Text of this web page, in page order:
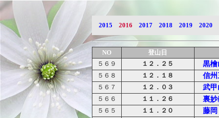
2015 2016 2017 2018 2019 2020
NO 登山日
５６９ １２．２５ 黒檜
５６８ １２．１８ 信州
５６７ １２．０３ 武甲
５６６ １１．２６ 裏妙
５６５ １１．２０ 藤岡